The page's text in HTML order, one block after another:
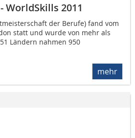
2011
der Berufe) fand vom
statt und wurde von mehr als
Ländern nahmen 950
mehr